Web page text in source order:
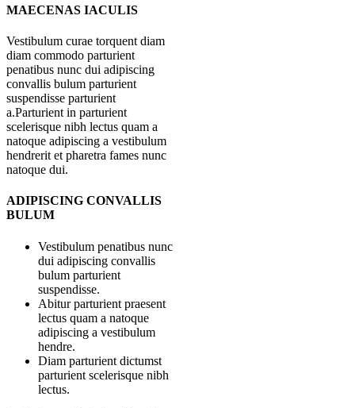
MAECENAS IACULIS
Vestibulum curae torquent diam
diam commodo parturient
penatibus nunc dui adipiscing
convallis bulum parturient
suspendisse parturient
a.Parturient in parturient
scelerisque nibh lectus quam a
natoque adipiscing a vestibulum
hendrerit et pharetra fames nunc
natoque dui.
ADIPISCING CONVALLIS
BULUM
Vestibulum penatibus nunc
dui adipiscing convallis
bulum parturient
suspendisse.
Abitur parturient praesent
lectus quam a natoque
adipiscing a vestibulum
hendre.
Diam parturient dictumst
parturient scelerisque nibh
lectus.